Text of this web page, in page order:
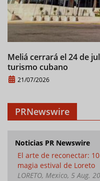
Meliá cerrará el 24 de
turismo cubano
21/07/2026
PRNewswire
Noticias PR Newswire
El arte de reconectar:
magia estival de Loreto
LORETO, Mexico, 5 Aug.